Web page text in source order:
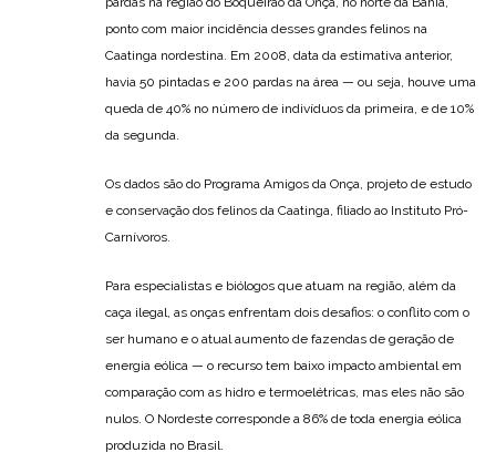
ponto com maior incidência desses grandes felinos na
Caatinga nordestina. Em 2008, data da estimativa anterior,
havia 50 pintadas e 200 pardas na área — ou seja, houve uma
queda de 40% no número de indivíduos da primeira, e de 10%
da segunda.
Os dados são do Programa Amigos da Onça, projeto de estudo
e conservação dos felinos da Caatinga, filiado ao Instituto Pró-
Carnívoros.
Para especialistas e biólogos que atuam na região, além da
caça ilegal, as onças enfrentam dois desafios: o conflito com o
ser humano e o atual aumento de fazendas de geração de
energia eólica — o recurso tem baixo impacto ambiental em
comparação com as hidro e termoelétricas, mas eles não são
nulos. O Nordeste corresponde a 86% de toda energia eólica
produzida no Brasil.